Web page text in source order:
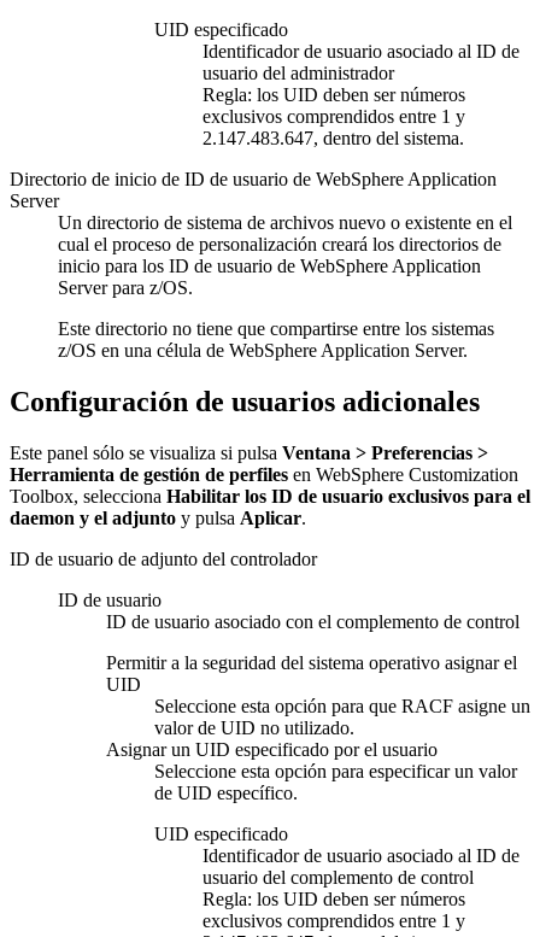
UID especificado
Identificador de usuario asociado al ID de
usuario del administrador
Regla: los UID deben ser números
exclusivos comprendidos entre 1 y
2.147.483.647, dentro del sistema.
Directorio de inicio de ID de usuario de WebSphere Application
Server
Un directorio de sistema de archivos nuevo o existente en el
cual el proceso de personalización creará los directorios de
inicio para los ID de usuario de WebSphere Application
Server para z/OS.
Este directorio no tiene que compartirse entre los sistemas
z/OS en una célula de WebSphere Application Server.
Configuración de usuarios adicionales
Este panel sólo se visualiza si pulsa Ventana > Preferencias >
Herramienta de gestión de perfiles en WebSphere Customization
Toolbox, selecciona Habilitar los ID de usuario exclusivos para el
daemon y el adjunto y pulsa Aplicar.
ID de usuario de adjunto del controlador
ID de usuario
ID de usuario asociado con el complemento de control
Permitir a la seguridad del sistema operativo asignar el
UID
Seleccione esta opción para que RACF asigne un
valor de UID no utilizado.
Asignar un UID especificado por el usuario
Seleccione esta opción para especificar un valor
de UID específico.
UID especificado
Identificador de usuario asociado al ID de
usuario del complemento de control
Regla: los UID deben ser números
exclusivos comprendidos entre 1 y